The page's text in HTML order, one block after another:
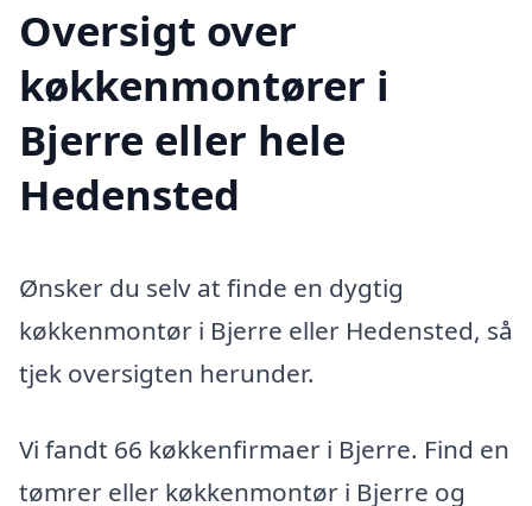
Oversigt over
køkkenmontører i
Bjerre eller hele
Hedensted
Ønsker du selv at finde en dygtig
køkkenmontør i Bjerre eller Hedensted, så
tjek oversigten herunder.
Vi fandt 66 køkkenfirmaer i Bjerre. Find en
tømrer eller køkkenmontør i Bjerre og